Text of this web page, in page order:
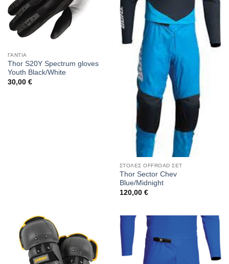
ΓΑΝΤΙΑ
Thor S20Y Spectrum gloves
Youth Black/White
30,00 €
ΣΤΟΛΕΣ OFFROAD ΣΕΤ
Thor Sector Chev
Blue/Midnight
120,00 €